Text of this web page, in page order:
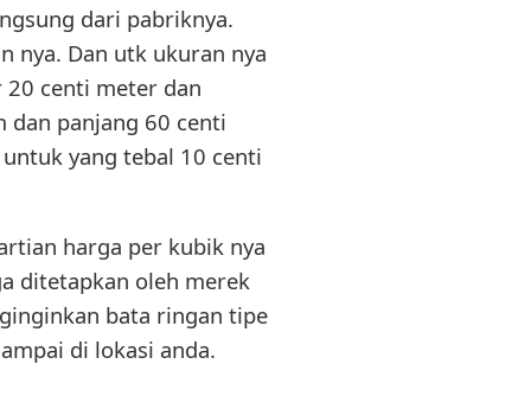
dari pabriknya.
nya. Dan utk ukuran nya
centi meter dan
dan panjang 60 centi
yang tebal 10 centi
harga per kubik nya
ditetapkan oleh merek
bata ringan tipe
di lokasi anda.